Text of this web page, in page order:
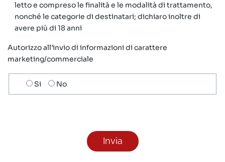
letto e compreso le finalità e le modalità di trattamento,
nonché le categorie di destinatari; dichiaro inoltre di
avere più di 18 anni
Autorizzo all’invio di informazioni di carattere
marketing/commerciale
Scelta
invio
Si No